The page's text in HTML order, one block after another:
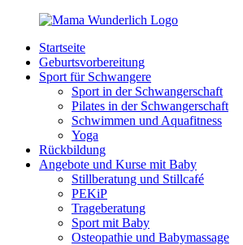
Zurück
Inhalt
MamaWunderlich.de
Mutti
sein
wunderbar!
Startseite
Geburtsvorbereitung
Sport für Schwangere
Sport in der Schwangerschaft
Pilates in der Schwangerschaft
Schwimmen und Aquafitness
Yoga
Rückbildung
Angebote und Kurse mit Baby
Stillberatung und Stillcafé
PEKiP
Trageberatung
Sport mit Baby
Osteopathie und Babymassage